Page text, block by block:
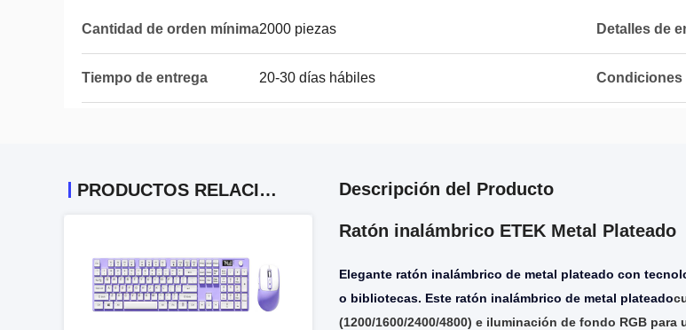
Cantidad de orden mínima2000 piezas Detalles de
Tiempo de entrega 20-30 días hábiles Condiciones
PRODUCTOS RELACIONADOS Descripción del Producto
Ratón inalámbrico ETEK Metal Plateado
Elegante ratón inalámbrico de metal plateado con
o bibliotecas. Este ratón inalámbrico de metal plateado
(1200/1600/2400/4800) e iluminación de fondo RGB para